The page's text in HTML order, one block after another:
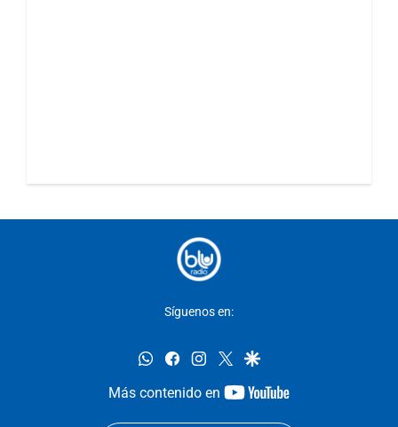
Síguenos en:
whatsappfacebookinstagram
twittergoogle
Más contenido en
youtube-